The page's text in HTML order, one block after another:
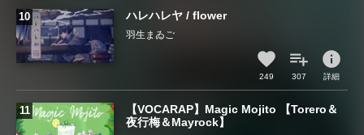
ハレハレヤ / flower
羽生まゐご
249 307
info
詳細
【VOCARAP】Magic Mojito 【Torero＆
夜行梅＆Mayrock】